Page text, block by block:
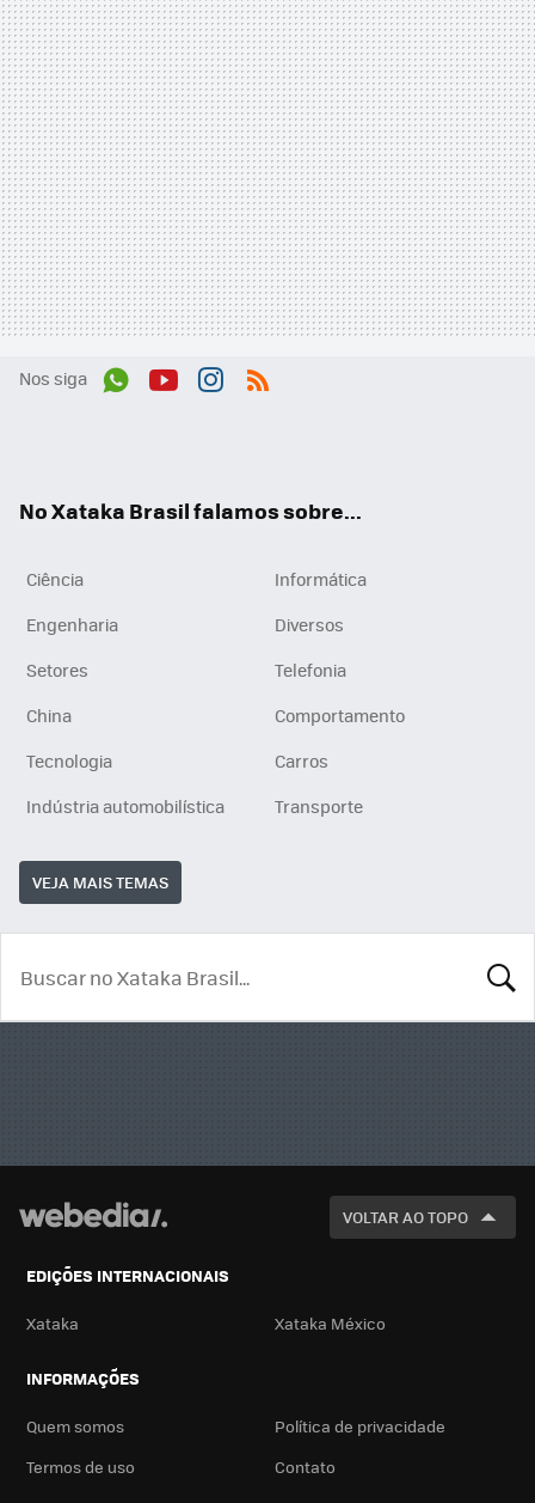
Nos siga
No Xataka Brasil falamos sobre...
Ciência
Informática
Engenharia
Diversos
Setores
Telefonia
China
Comportamento
Tecnologia
Carros
Indústria automobilística
Transporte
VEJA MAIS TEMAS
VOLTAR AO TOPO
EDIÇÕES INTERNACIONAIS
Xataka Xataka México
INFORMAÇÕES
Quem somos
Política de privacidade
Termos de uso
Contato